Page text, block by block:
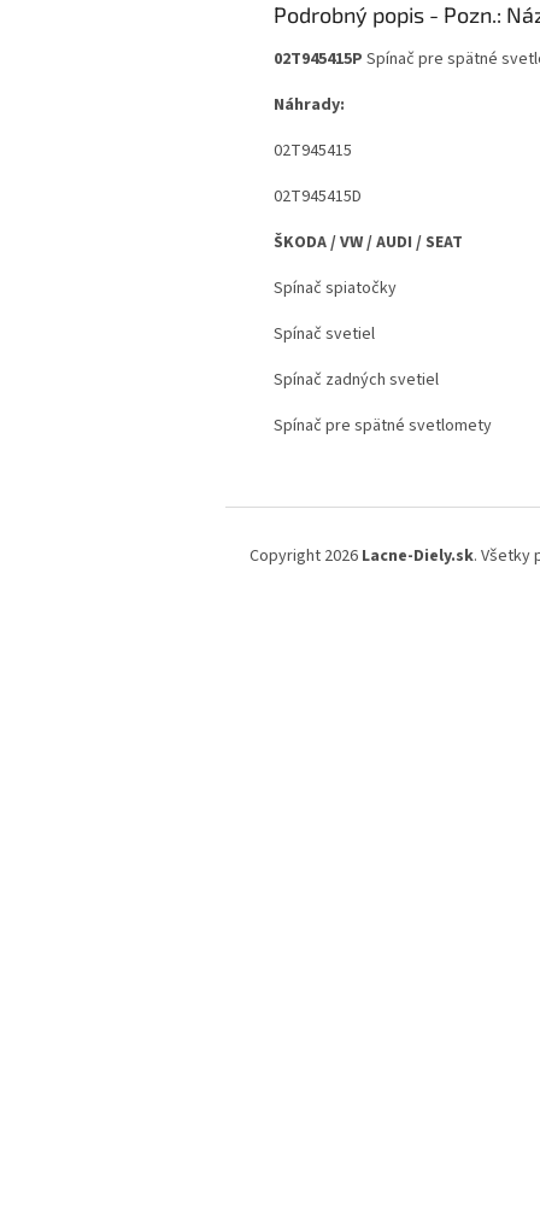
Podrobný popis
02T945415P Spínač pre spätné
Náhrady:
02T945415
02T945415D
ŠKODA / VW / AUDI / SEAT
Spínač spiatočky
Spínač svetiel
Spínač zadných svetiel
Spínač pre spätné svetlomety
Copyright 2026 Lacne-Diely.sk. Všetky